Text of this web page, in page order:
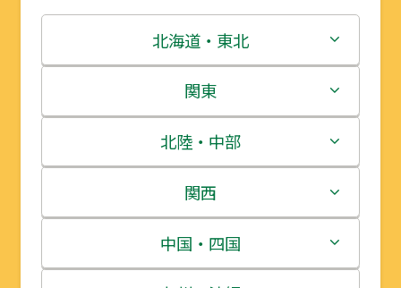
北海道・東北
北海道
青森県
岩手県
宮城県
関東
茨城県
栃木県
群馬県
北陸・中部
新潟県
富山県
関西
三重県
中国・四国